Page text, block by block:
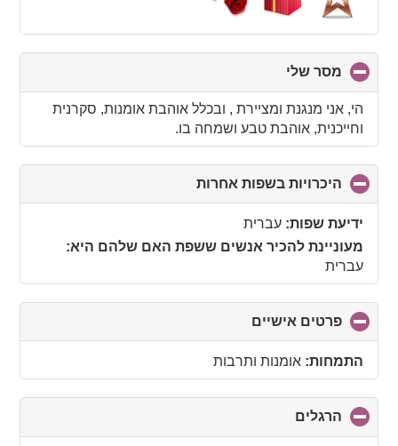
מסר שלי
to
collapse
contents
הי, אני מנגנת ומציירת , ובכלל אוהבת אומנות, סקרנית
וחייכנית, אוהבת טבע ושמחה בו.
היכרויות בשפות אחרות
to
ידיעת שפות: עברית
מעוניינת להכיר אנשים ששפת האם שלהם היא:
עברית
פרטים אישיים
to
collapse
התמחות: אומנות ותרבות
הרגלים
to